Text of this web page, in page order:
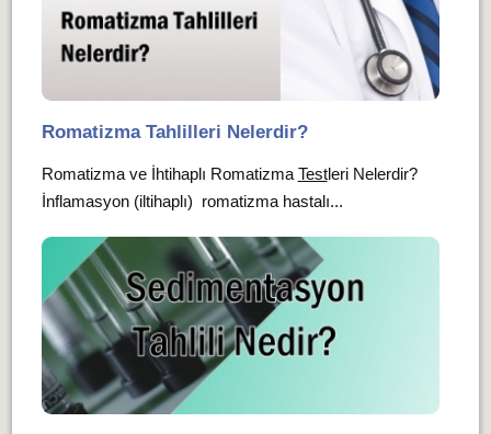
Romatizma Tahlilleri Nelerdir?
Romatizma ve İhtihaplı RomatizmaTestleri Nelerdir?
İnflamasyon (iltihaplı) romatizma hastalı...